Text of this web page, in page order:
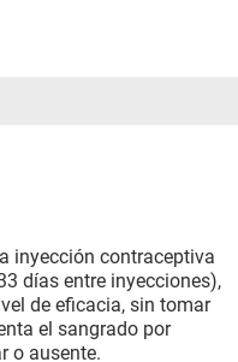
inyección contraceptiva
días entre inyecciones),
de eficacia, sin tomar
el sangrado por
o ausente.